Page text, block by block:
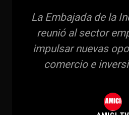
La Embajada de la
reunió al sector
impulsar nuevas
comercio e